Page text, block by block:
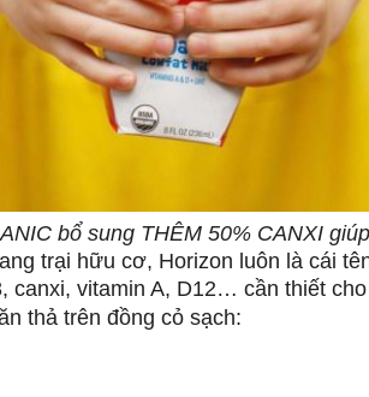
bổ sung THÊM 50% CANXI
trại hữu cơ, Horizon luôn là cái
vitamin A, D12… cần thiết
thả trên đồng cỏ sạch: